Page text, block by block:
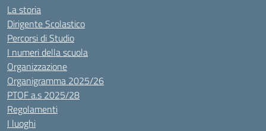
La storia
Dirigente Scolastico
Percorsi di Studio
I numeri della scuola
Organizzazione
Organigramma 2025/26
PTOF a.s 2025/28
Regolamenti
I luoghi